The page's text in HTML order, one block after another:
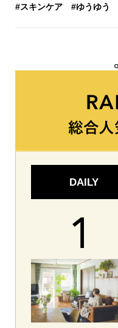
#スキンケア #ゆうゆう
DAILY